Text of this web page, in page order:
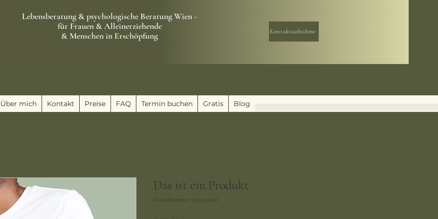
Kontaktaufnahme
Lebensberatung & psychologische Beratung Wien -
für Frauen & Alleinerziehende
& Menschen in Erschöpfung
Über mich Kontakt Preise FAQ Termin buchen Gratis Blog
Das ist ein Produkt
Artikelnummer: 21554345656